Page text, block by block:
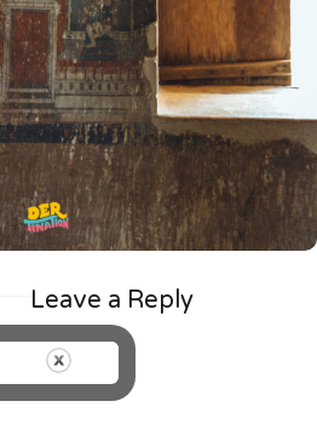
Leave a Reply